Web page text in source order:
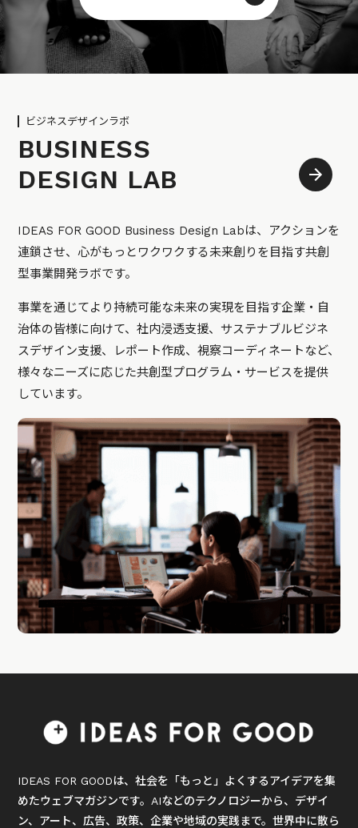
ビジネスデザインラボ
BUSINESS
DESIGN LAB
IDEAS FOR GOOD Business Design Labは、アクションを
連鎖させ、心がもっとワクワクする未来創りを目指す共創
型事業開発ラボです。
事業を通じてより持続可能な未来の実現を目指す企業・自
治体の皆様に向けて、社内浸透支援、サステナブルビジネ
スデザイン支援、レポート作成、視察コーディネートなど、
様々なニーズに応じた共創型プログラム・サービスを提供
しています。
IDEAS FOR GOODは、社会を「もっと」よくするアイデアを集
めたウェブマガジンです。AIなどのテクノロジーから、デザイ
ン、アート、広告、政策、企業や地域の実践まで。世界中に散ら